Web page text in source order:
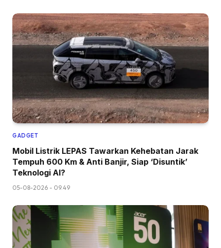
GADGET
Mobil Listrik LEPAS Tawarkan Kehebatan Jarak
Tempuh 600 Km & Anti Banjir, Siap ‘Disuntik’
Teknologi AI?
05-08-2026 - 09.49